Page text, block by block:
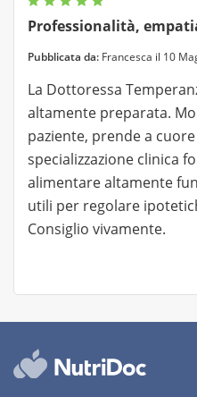
Professionalità,
Pubblicata da: Francesca il 10
La Dottoressa
altamente preparata.
paziente, prende a cuore
specializzazione clinica
alimentare altamente
utili per regolare
Consiglio vivamente.